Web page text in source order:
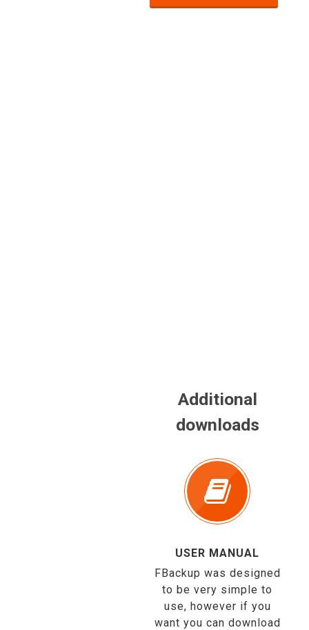
Additional
downloads
USER MANUAL
FBackup was designed
to be very simple to
use, however if you
want you can download